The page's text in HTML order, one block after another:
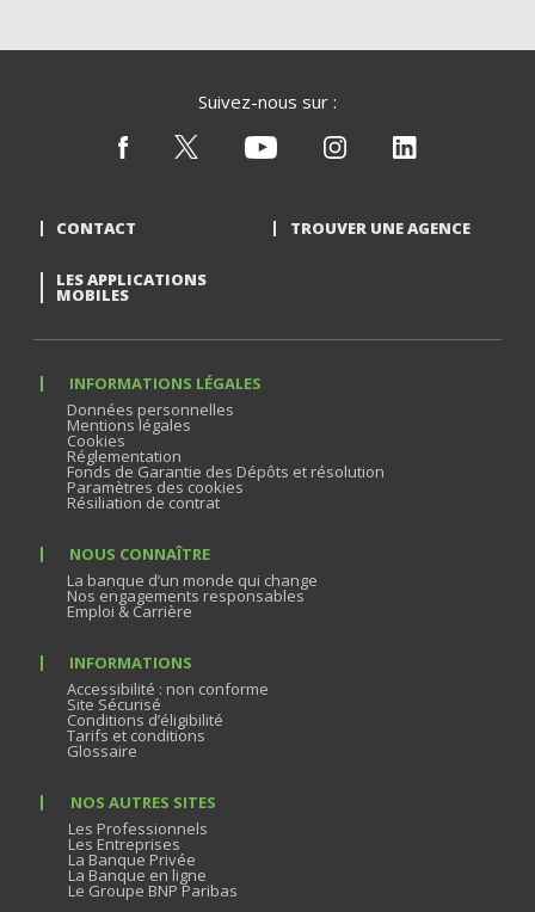
Suivez-nous sur :
CONTACT TROUVER UNE AGENCE
LES APPLICATIONS
MOBILES
INFORMATIONS LÉGALES
Données personnelles
Mentions légales
Cookies
Réglementation
Fonds de Garantie des Dépôts et résolution
Paramètres des cookies
Résiliation de contrat
NOUS CONNAÎTRE
La banque d’un monde qui change
Nos engagements responsables
Emploi & Carrière
INFORMATIONS
Accessibilité : non conforme
Site Sécurisé
Conditions d’éligibilité
Tarifs et conditions
Glossaire
NOS AUTRES SITES
Les Professionnels
Les Entreprises
La Banque Privée
La Banque en ligne
Le Groupe BNP Paribas